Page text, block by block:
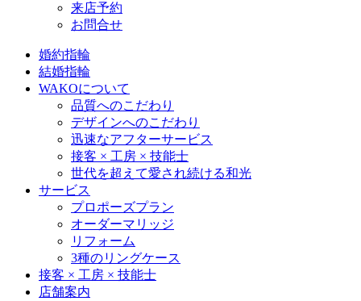
来店予約
お問合せ
婚約指輪
結婚指輪
WAKOについて
品質へのこだわり
デザインへのこだわり
迅速なアフターサービス
接客 × 工房 × 技能士
世代を超えて愛され続ける和光
サービス
プロポーズプラン
オーダーマリッジ
リフォーム
3種のリングケース
接客 × 工房 × 技能士
店舗案内